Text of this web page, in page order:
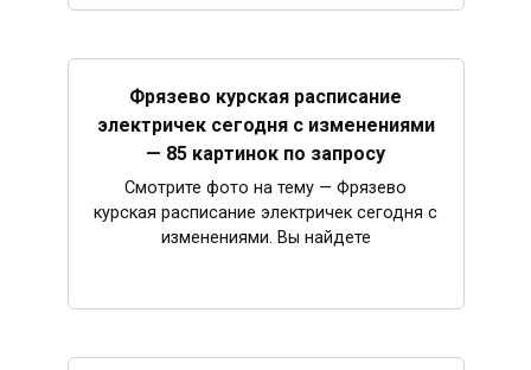
Фрязево курская расписание
электричек сегодня с изменениями
— 85 картинок по запросу
Смотрите фото на тему — Фрязево
курская расписание электричек сегодня с
изменениями. Вы найдете